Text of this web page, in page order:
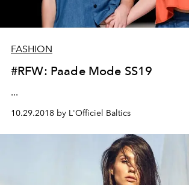
FASHION
#RFW: Paade Mode SS19
...
10.29.2018 by L'Officiel Baltics